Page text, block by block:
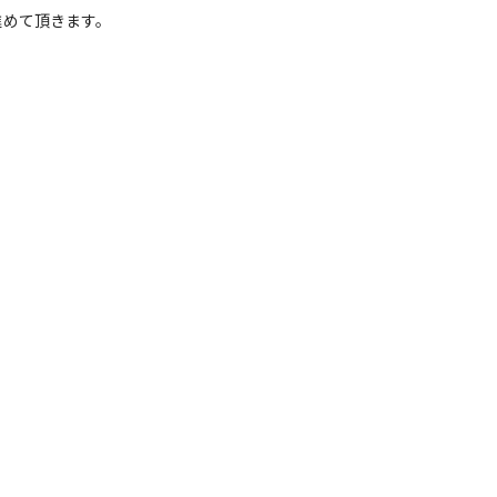
て頂きます。